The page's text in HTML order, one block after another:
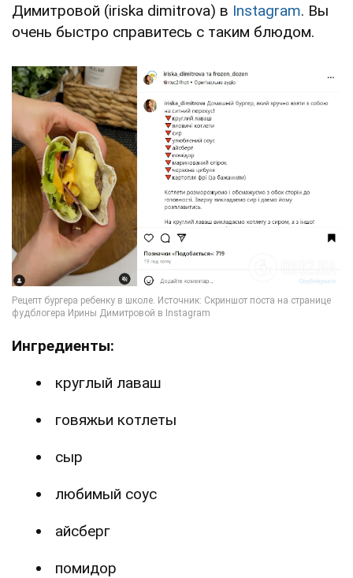
Димитровой (iriska dimitrova) в Instagram. Вы
очень быстро справитесь с таким блюдом.
Ингредиенты:
круглый лаваш
говяжьи котлеты
сыр
любимый соус
айсберг
помидор